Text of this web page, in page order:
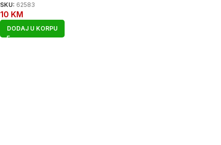
SKU: 62583
10 KM
DODAJ U KORPU